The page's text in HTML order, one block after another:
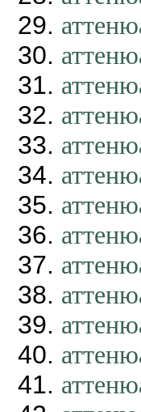
29.
30.
31.
32.
33.
34.
35.
36.
37.
38.
39.
40.
41.